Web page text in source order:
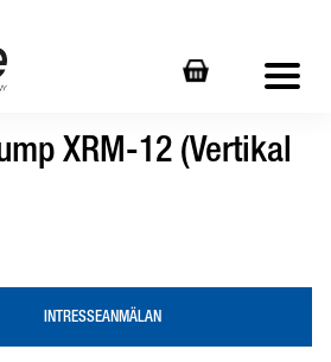
XRM-12 (Vertikal
INTRESSEANMÄLAN